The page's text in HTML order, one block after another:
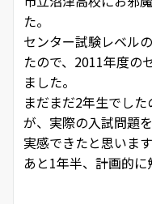
た。
センター試験レベル
たので、2011年度の
ました。
まだまだ2年生でし
が、実際の入試問題
実感できたと思います
あと1年半、計画的に